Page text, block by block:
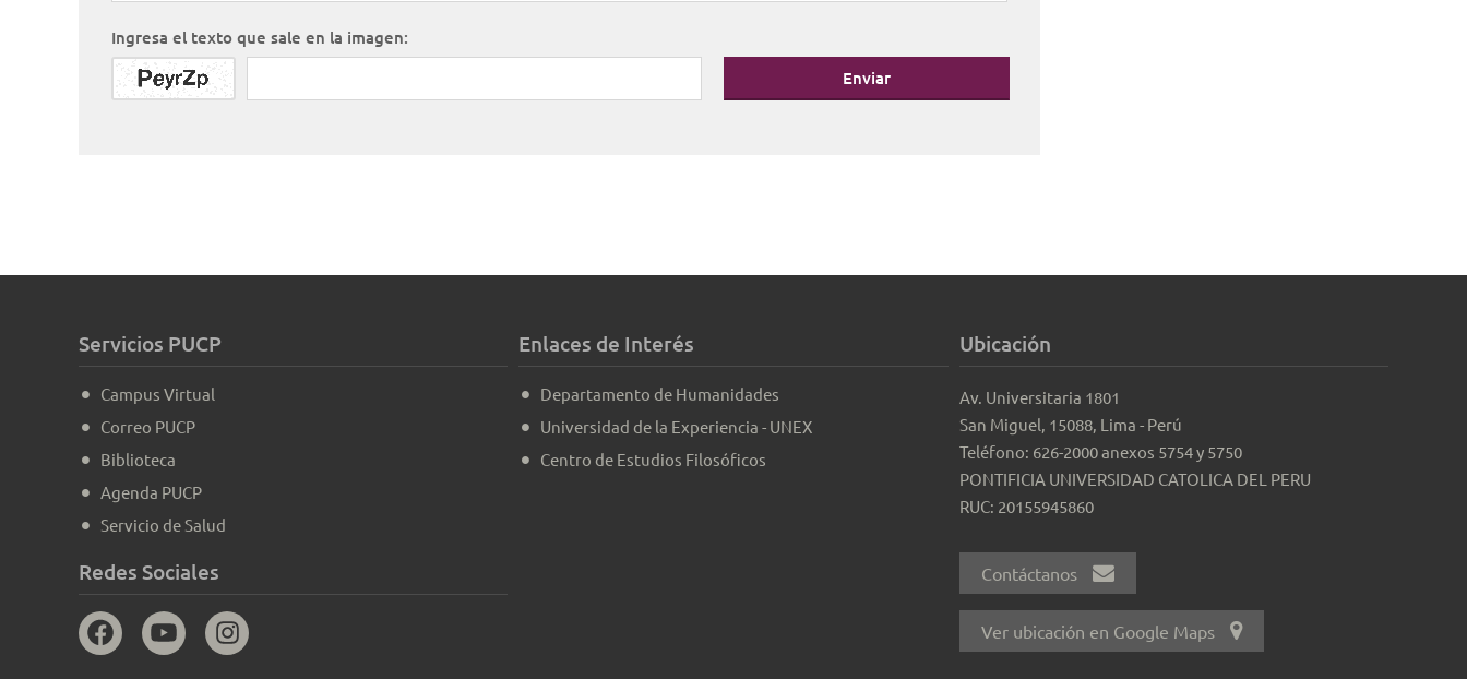
Ingresa el texto que sale en la imagen:
Enviar
Servicios PUCP
Campus Virtual
Correo PUCP
Biblioteca
Agenda PUCP
Servicio de Salud
Redes Sociales
Enlaces de Interés
Departamento de Humanidades
Universidad de la Experiencia - UNEX
Centro de Estudios Filosóficos
Ubicación
Av. Universitaria 1801
San Miguel, 15088, Lima - Perú
Teléfono: 626-2000 anexos 5754 y 5750
PONTIFICIA UNIVERSIDAD CATOLICA DEL PERU
RUC: 20155945860
Contáctanos
Ver ubicación en Google Maps